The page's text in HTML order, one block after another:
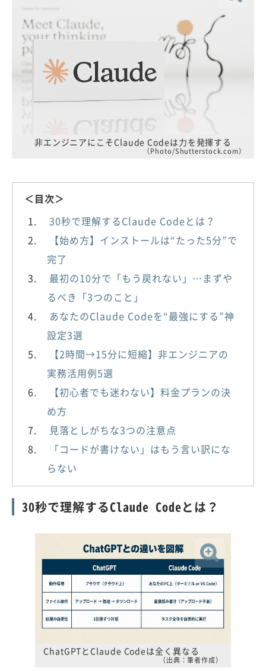
非エンジニアにこそClaude Codeは力を発揮する
（Photo/Shutterstock.com）
＜目次＞
30秒で理解するClaude Codeとは？
【始め方】インストールは“たった5分”で
完了
最初の10分で「もう戻れない」…まずや
るべき「3つのこと」
あなたのClaude Codeを“最強にする”神
設定3選
【2時間→15分に短縮】非エンジニアの
実務活用例5選
【初心者でも迷わない】料金プランの決
め方
見落としがちな3つの注意点
「コードが書けない」はもう言い訳にな
らない
30秒で理解するClaude Codeとは？
ChatGPTとClaude Codeは全く異なる
（出典：筆者作成）